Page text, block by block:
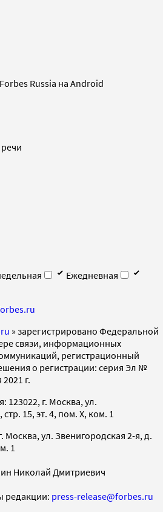
Russia на Android
Ежедневная
» зарегистрировано Федеральной
связи, информационных
регистрационный
о регистрации: серия Эл №
г.
123022, г. Москва, ул.
15, эт. 4, пом. X, ком. 1
Москва, ул. Звенигородская 2-я, д.
1
Николай Дмитриевич
редакции: press-release@forbes.ru